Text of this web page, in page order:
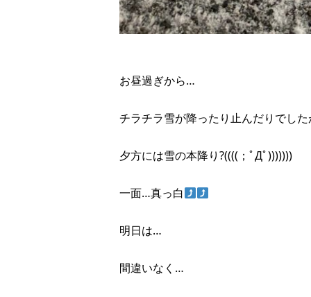
お昼過ぎから…
チラチラ雪が降ったり止んだりでし
夕方には雪の本降り?((((；ﾟДﾟ)))))))
一面…真っ白
明日は…
間違いなく…